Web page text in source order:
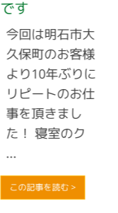
です
今回は明石市大
久保町のお客様
より10年ぶりに
リピートのお仕
事を頂きまし
た！ 寝室のク
この記事を読む >